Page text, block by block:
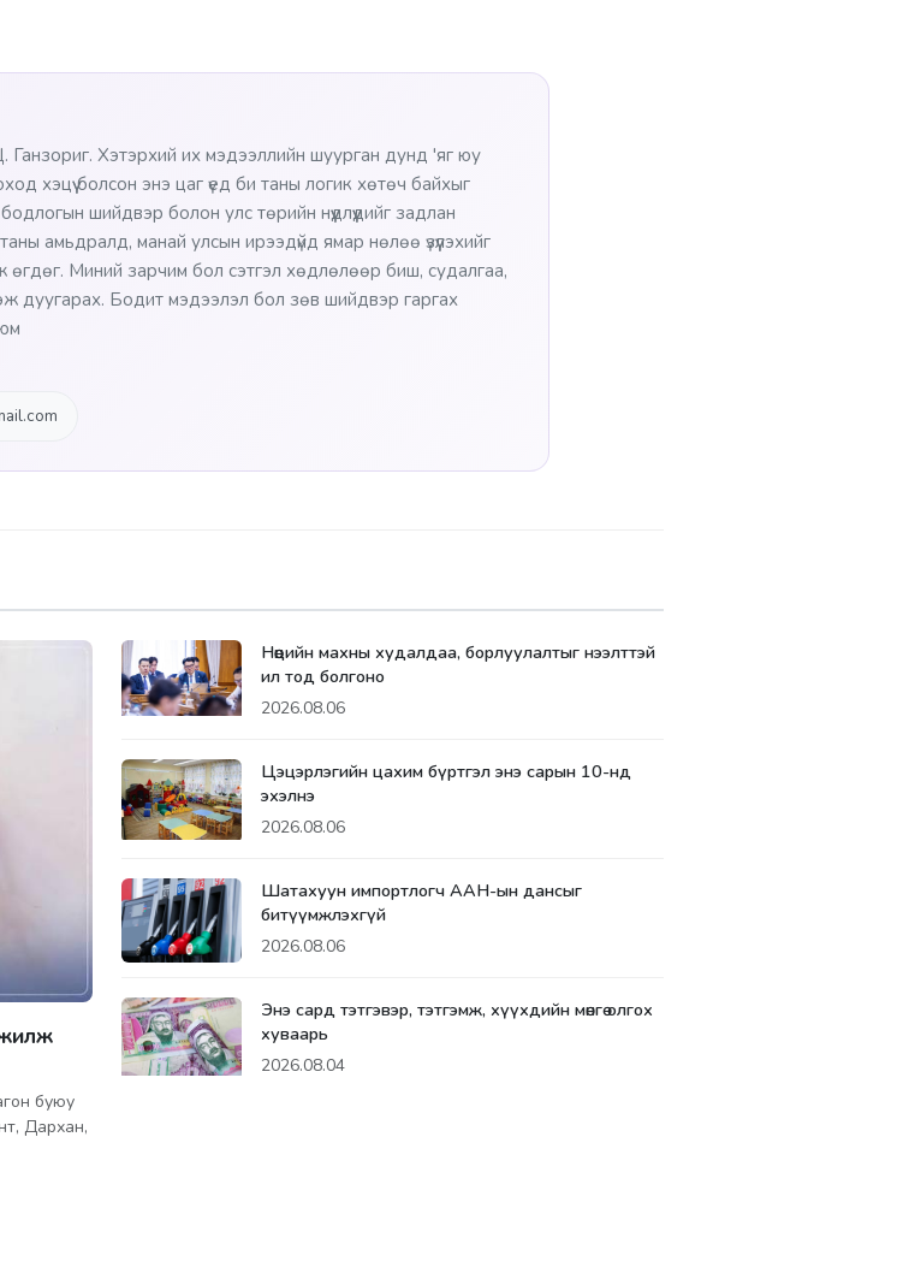
Ганзориг. Хэтэрхий их мэдээллийн шуурган дунд 'яг юу
хэцүү болсон энэ цаг үед би таны логик хөтөч байхыг
шийдвэр болон улс төрийн нүүдлүүдийг задлан
амьдралд, манай улсын ирээдүйд ямар нөлөө үзүүлэхийг
өгдөг. Миний зарчим бол сэтгэл хөдлөлөөр биш, судалгаа,
дуугарах. Бодит мэдээлэл бол зөв шийдвэр гаргах
буюу
Дархан,
Нөөцийн махны худалдаа, борлуулалтыг нээлттэй
ил тод болгоно
2026.08.06
Цэцэрлэгийн цахим бүртгэл энэ сарын 10-нд
эхэлнэ
2026.08.06
Шатахуун импортлогч ААН-ын дансыг
битүүмжлэхгүй
2026.08.06
Энэ сард тэтгэвэр, тэтгэмж, хүүхдийн мөнгө олгох
хуваарь
2026.08.04